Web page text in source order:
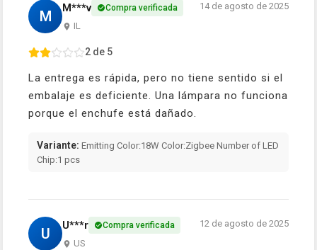
M M***v Compra verificada
IL
14 de agosto de 2025
2 de 5
La entrega es rápida, pero no tiene sentido si el
embalaje es deficiente. Una lámpara no funciona
porque el enchufe está dañado.
Variante: Emitting Color:18W Color:Zigbee Number of LED
Chip:1 pcs
U U***r Compra verificada
US
12 de agosto de 2025